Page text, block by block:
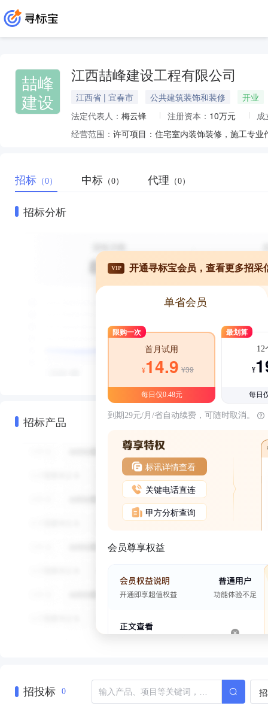
喆峰
建设
江西喆峰建设工程有限公司
江西省 | 宜春市 公共建筑装饰和装修
开业
法定代表人： 梅云锋 注册资本： 10万元
成
经营范围：
招标 （0） 中标 （0） 代理 （0）
招标分析
招标产品
VIP 开通寻标宝会员，查看更多招采
单省会员
限购一次
首月试用
¥14.9 ¥39
每日仅0.48元
最划算
12
¥
每日
到期29元/月/省自动续费，可随时取消。
标讯详情查看
关键电话直连
甲方分析查询
会员尊享权益
招投标 0